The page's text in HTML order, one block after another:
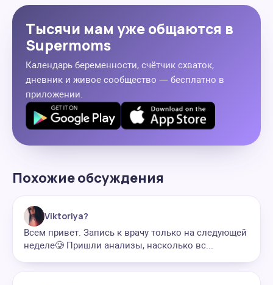
Тысячи мам уже общаются в
Supermoms
Календарь беременности, счётчик схваток,
дневник и живое сообщество — бесплатно в
приложении.
Похожие обсуждения
Viktoriya?
Всем привет. Запись к врачу только на следующей
неделе🥲 Пришли анализы, насколько вс...